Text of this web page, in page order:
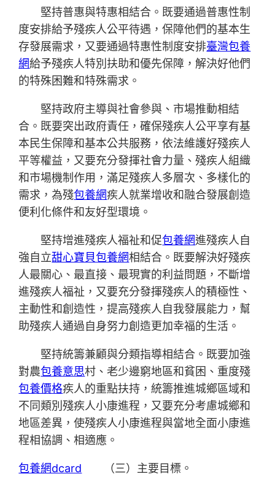
堅持普惠與特惠相結合。既要通過普惠性制
度安排給予殘疾人公平待遇，保障他們的基本生
存發展需求，又要通過特惠性制度安排臺灣包養
網給予殘疾人特別扶助和優先保障，解決好他們
的特殊困難和特殊需求。
堅持政府主導與社會參與、市場推動相結
合。既要突出政府責任，確保殘疾人公平享有基
本民生保障和基本公共服務，依法維護好殘疾人
平等權益，又要充分發揮社會力量、殘疾人組織
和市場機制作用，滿足殘疾人多層次、多樣化的
需求，為殘包養網疾人就業增收和融合發展創造
便利化條件和友好型環境。
堅持增進殘疾人福祉和促包養網進殘疾人自
強自立甜心寶貝包養網相結合。既要解決好殘疾
人最關心、最直接、最現實的利益問題，不斷增
進殘疾人福祉，又要充分發揮殘疾人的積極性、
主動性和創造性，提高殘疾人自我發展能力，幫
助殘疾人通過自身努力創造更加幸福的生活。
堅持統籌兼顧與分類指導相結合。既要加強
對農包養意思村、老少邊窮地區和貧困、重度殘
包養價格疾人的重點扶持，統籌推進城鄉區域和
不同類別殘疾人小康進程，又要充分考慮城鄉和
地區差異，使殘疾人小康進程與當地全面小康進
程相協調、相適應。
包養網dcard （三）主要目標。